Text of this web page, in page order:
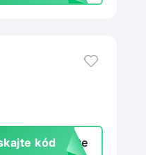
kód exte